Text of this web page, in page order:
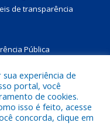
de transparência
Pública
Municipal de
experiência de
portal, você
de cookies.
isso é feito, acesse
concorda, clique em